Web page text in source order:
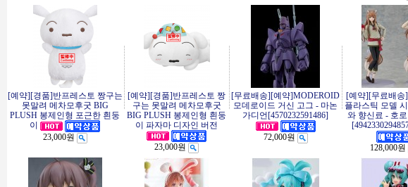
[예약][경품]반프레스토 짱구는
못말려 메차모후굿 BIG
PLUSH 봉제인형 포근한 흰둥
이
23,000원
[예약][경품]반프레스토 짱
구는 못말려 메차모후굿
BIG PLUSH 봉제인형 흰둥
이 파자마 디자인 버전
23,000원
[무료배송][예약]MODEROID
모데로이드 거신 고그 - 마논
가디언[4570232591486]
72,000원
[예약][무료배송
플라스틱 모델
와 향신료 - 호
128,000원